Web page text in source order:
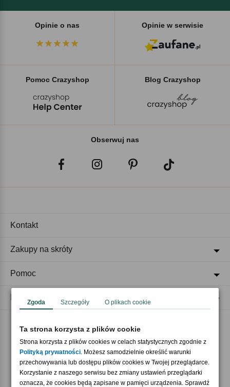
Opinie o nas Opinie w serwisie
Pomoc Crazyshop Blog Crazyshop
Obserwuj nas
Akceptujemy płatności
Kontakt
Zakupy na skróty
Pomoc
Zgoda Szczegóły O plikach cookie
Ta strona korzysta z plików cookie
Strona korzysta z plików cookies w celach statystycznych zgodnie z
Polityką prywatności. Możesz samodzielnie określić warunki
przechowywania lub dostępu plików cookies w Twojej przeglądarce.
Korzystanie z naszego serwisu bez zmiany ustawień przeglądarki
oznacza, że cookies będą zapisane w pamięci urządzenia. Sprawdź